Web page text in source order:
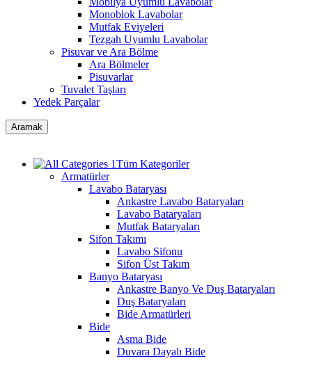
Monoblok Lavabolar
Mutfak Eviyeleri
Tezgah Uyumlu Lavabolar
Pisuvar ve Ara Bölme
Ara Bölmeler
Pisuvarlar
Tuvalet Taşları
Yedek Parçalar
Aramak
Tüm Kategoriler
Armatürler
Lavabo Bataryası
Ankastre Lavabo Bataryaları
Lavabo Bataryaları
Mutfak Bataryaları
Sifon Takımı
Lavabo Sifonu
Sifon Üst Takım
Banyo Bataryası
Ankastre Banyo Ve Duş Bataryaları
Duş Bataryaları
Bide Armatürleri
Bide
Asma Bide
Duvara Dayalı Bide